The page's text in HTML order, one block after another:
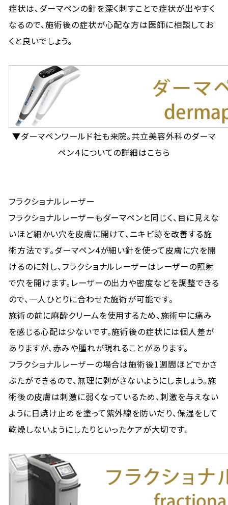
症状は、ダーマペンの針を深く刺すことで症状が出やすく
なるので、施術後の症状が心配な方は医師に相談してお
くと良いでしょう。
▼ダーマペンワールド社も来院。共立美容外科のダーマ
ペン４についての詳細はこちら
フラクショナルレーザー
フラクショナルレーザーもダーマペンと同じく、目に見えな
いほど細かい穴を皮膚に開けて、ニキビ跡を改善する施
術方法です。ダーマペン4が細い針を使って皮膚に穴を開
けるのに対し、フラクショナルレーザーはレーザーの照射
で穴を開けます。レーザーの出力や密度などを調整できる
ので、一人ひとりに合わせた施術が可能です。
施術の前に麻酔クリームを使用するため、施術中に痛み
を感じる心配は少ないです。施術後の症状には個人差が
ありますが、赤みや腫れが現れることがあります。
フラクショナルレーザーの場合は施術後1週間ほどでかさ
ぶたができるので、無理に剥がさないようにしましょう。施
術後の皮膚は刺激に弱くなっているため、刺激を与えない
ように日焼け止めを塗って紫外線を防いだり、保湿をして
乾燥しないようにしたりといったケアが大切です。